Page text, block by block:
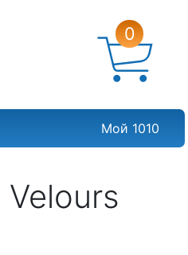
0
Мой 1010